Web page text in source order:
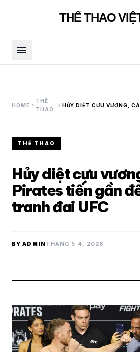
THỂ THAO
menu
HOME chevron_right
THỂ
THAO
chevron_right HỦY DIỆT CỰU VƯƠNG,
THỂ THAO
Hủy diệt cựu
Pirates tiến gần
tranh đai UFC
BY ADMINTHÁNG 5 4, 2026